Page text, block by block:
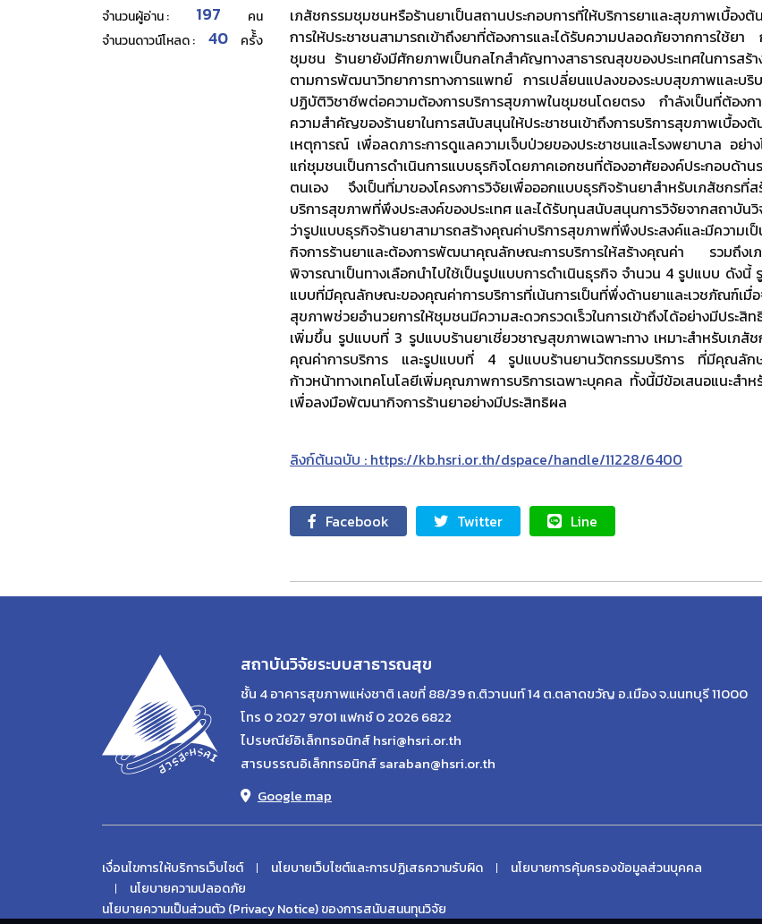
จำนวนผู้อ่าน : 197
คน
จำนวนดาวน์โหลด :
40 ครั้้ง
เภสัชกรรมชุมชนหรือร้านยาเป็นสถานประกอบการที่ให้บริการยาและสุขภาพเบื้
การให้ประชาชนสามารถเข้าถึงยาที่ต้องการและได้รับความปลอดภัยจากการใช้
ชุมชน ร้านยายังมีศักยภาพเป็นกลไกสำคัญทางสาธารณสุขของประเทศในการส
ตามการพัฒนาวิทยาการทางการแพทย์ การเปลี่ยนแปลงของระบบสุขภาพและบริ
ปฏิบัติวิชาชีพต่อความต้องการบริการสุขภาพในชุมชนโดยตรง กำลังเป็นที่ต้องก
ความสำคัญของร้านยาในการสนับสนุนให้ประชาชนเข้าถึงการบริการสุขภาพเบื้อง
เหตุการณ์ เพื่อลดภาระการดูแลความเจ็บป่วยของประชาชนและโรงพยาบาล อย่า
แก่ชุมชนเป็นการดำเนินการแบบธุรกิจโดยภาคเอกชนที่ต้องอาศัยองค์ประกอบด้า
ตนเอง จึงเป็นที่มาของโครงการวิจัยเพื่อออกแบบธุรกิจร้านยาสำหรับเภสัชกรที่ส
บริการสุขภาพที่พึงประสงค์ของประเทศ และได้รับทุนสนับสนุนการวิจัยจากสถาบั
ว่ารูปแบบธุรกิจร้านยาสามารถสร้างคุณค่าบริการสุขภาพที่พึงประสงค์และมีควา
กิจการร้านยาและต้องการพัฒนาคุณลักษณะการบริการให้สร้างคุณค่า รวมถึงเ
พิจารณาเป็นทางเลือกนำไปใช้เป็นรูปแบบการดำเนินธุรกิจ จำนวน 4 รูปแบบ ดัง
แบบที่มีคุณลักษณะของคุณค่าการบริการที่เน้นการเป็นที่พึ่งด้านยาและเวชภัณฑ์เ
สุขภาพช่วยอำนวยการให้ชุมชนมีความสะดวกรวดเร็วในการเข้าถึงได้อย่างมีประ
เพิ่มขึ้น รูปแบบที่ 3 รูปแบบร้านยาเชี่ยวชาญสุขภาพเฉพาะทาง เหมาะสำหรับเภสั
คุณค่าการบริการ และรูปแบบที่ 4 รูปแบบร้านยานวัตกรรมบริการ ที่มีคุณลักษ
ก้าวหน้าทางเทคโนโลยีเพิ่มคุณภาพการบริการเฉพาะบุคคล ทั้งนี้มีข้อเสนอแนะส
เพื่อลงมือพัฒนากิจการร้านยาอย่างมีประสิทธิผล
ลิงก์ต้นฉบับ : https://kb.hsri.or.th/dspace/handle/11228/6400
Facebook Twitter Line
สถาบันวิจัยระบบสาธารณสุข
ชั้น 4 อาคารสุขภาพแห่งชาติ เลขที่ 88/39 ถ.ติวานนท์ 14 ต.ตลาดขวัญ อ.เมือง จ.นนทบุรี 11000
โทร 0 2027 9701 แฟกซ์ 0 2026 6822
ไปรษณีย์อิเล็กทรอนิกส์ hsri@hsri.or.th
สารบรรณอิเล็กทรอนิกส์ saraban@hsri.or.th
Google map
เงื่อนไขการให้บริการเว็บไซต์ นโยบายเว็บไซต์และการปฏิเสธความรับผิด
นโยบายการคุ้มครองข้อมูลส่วนบุคคล
นโยบายความปลอดภัย
นโยบายความเป็นส่วนตัว (Privacy Notice) ของการสนับสนนทุนวิจัย